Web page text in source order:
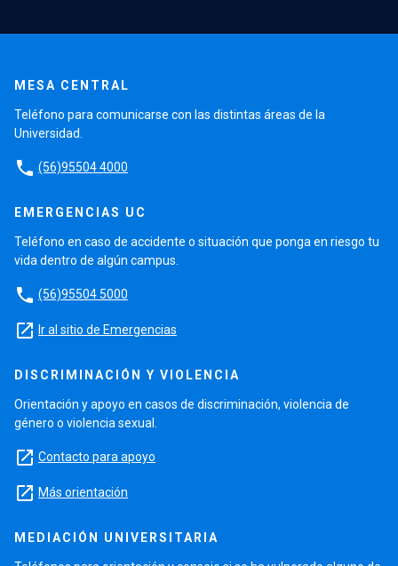
MESA CENTRAL
Teléfono para comunicarse con las distintas áreas de la
Universidad.
phone (56)95504 4000
EMERGENCIAS UC
Teléfono en caso de accidente o situación que ponga en riesgo tu
vida dentro de algún campus.
phone (56)95504 5000
launch Ir al sitio de Emergencias
DISCRIMINACIÓN Y VIOLENCIA
Orientación y apoyo en casos de discriminación, violencia de
género o violencia sexual.
launch Contacto para apoyo
launch Más orientación
MEDIACIÓN UNIVERSITARIA